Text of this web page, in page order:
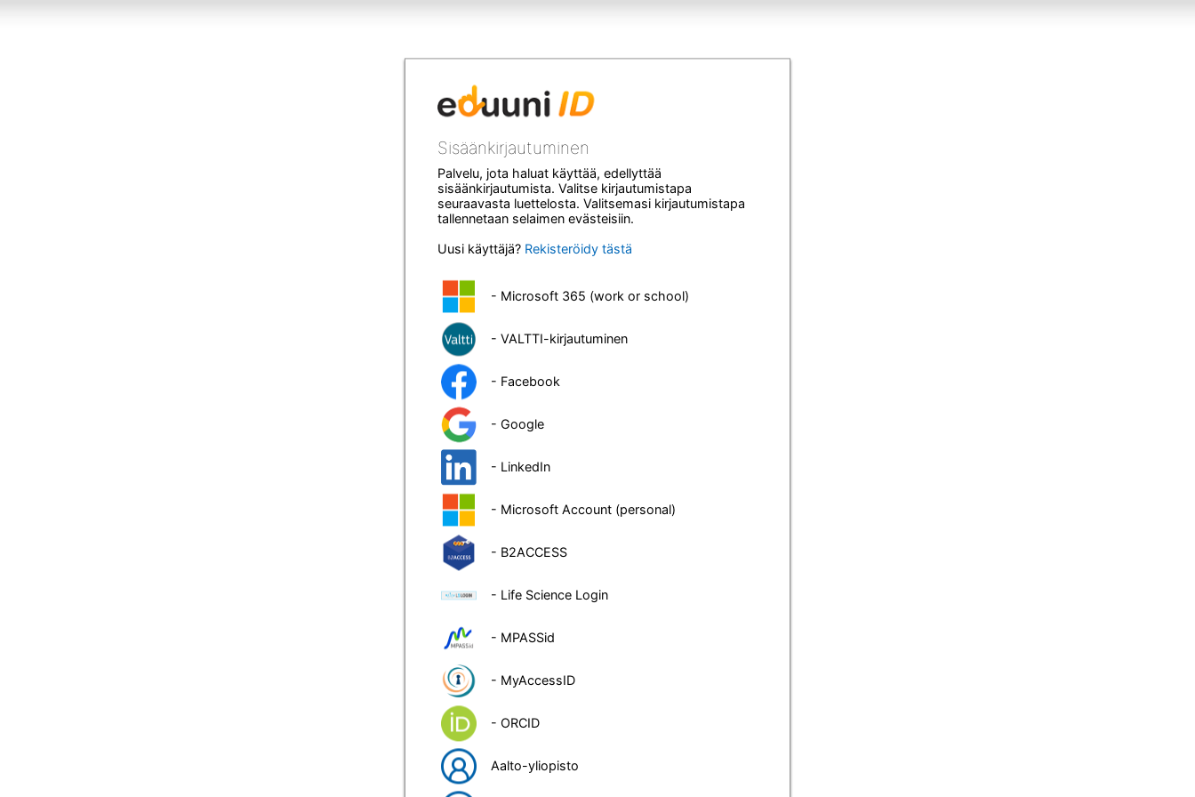
Sisäänkirjautuminen
Palvelu, jota haluat käyttää, edellyttää
sisäänkirjautumista. Valitse kirjautumistapa
seuraavasta luettelosta. Valitsemasi kirjautumistapa
tallennetaan selaimen evästeisiin.
Uusi käyttäjä? Rekisteröidy tästä
- Microsoft 365 (work or school)
- VALTTI-kirjautuminen
- Facebook
- Google
- LinkedIn
- Microsoft Account (personal)
- B2ACCESS
- Life Science Login
- MPASSid
- MyAccessID
- ORCID
Aalto-yliopisto